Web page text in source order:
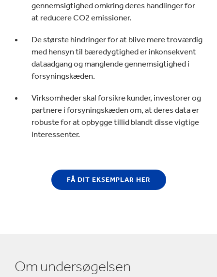
gennemsigtighed omkring deres handlinger for
at reducere CO2 emissioner.
De største hindringer for at blive mere troværdig
med hensyn til bæredygtighed er inkonsekvent
dataadgang og manglende gennemsigtighed i
forsyningskæden.
Virksomheder skal forsikre kunder, investorer og
partnere i forsyningskæden om, at deres data er
robuste for at opbygge tillid blandt disse vigtige
interessenter.
FÅ DIT EKSEMPLAR HER
Om undersøgelsen